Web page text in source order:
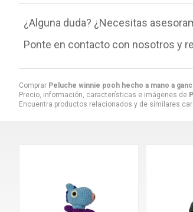
Comprar Peluche winnie pooh hecho a mano a
Precio, información, características e imágenes de
Encuentra productos relacionados y de similares
¿Alguna duda? ¿Necesitas
Ponte en contacto con nosotros y